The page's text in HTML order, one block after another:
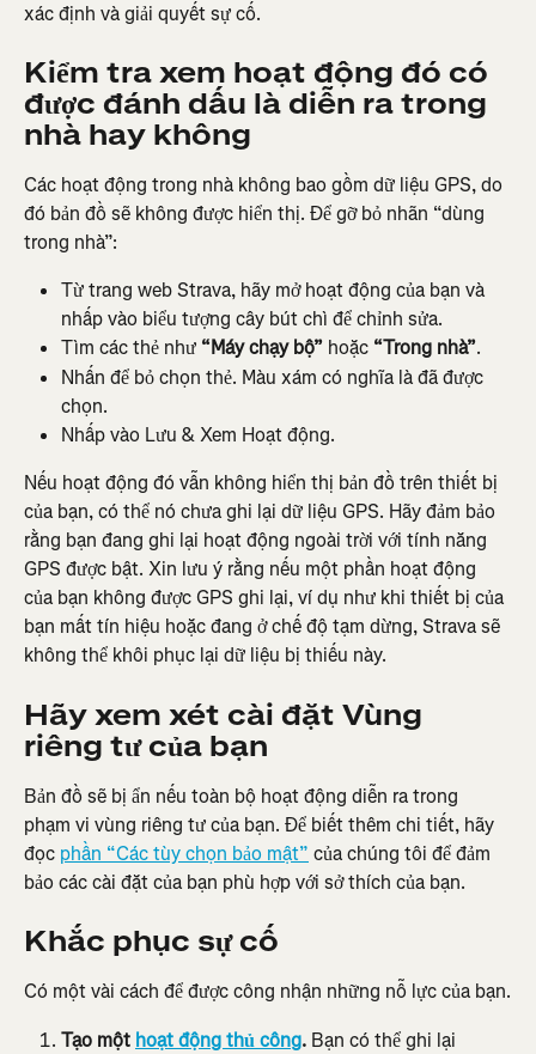
xác định và giải quyết sự cố.
Kiểm tra xem hoạt động đó có
được đánh dấu là diễn ra trong
nhà hay không
Các hoạt động trong nhà không bao gồm dữ liệu GPS, do
đó bản đồ sẽ không được hiển thị. Để gỡ bỏ nhãn “dùng
trong nhà”:
Từ trang web Strava, hãy mở hoạt động của bạn và
nhấp vào biểu tượng cây bút chì để chỉnh sửa.
Tìm các thẻ như “Máy chạy bộ” hoặc “Trong nhà”.
Nhấn để bỏ chọn thẻ. Màu xám có nghĩa là đã được
chọn.
Nhấp vào Lưu & Xem Hoạt động.
Nếu hoạt động đó vẫn không hiển thị bản đồ trên thiết bị
của bạn, có thể nó chưa ghi lại dữ liệu GPS. Hãy đảm bảo
rằng bạn đang ghi lại hoạt động ngoài trời với tính năng
GPS được bật. Xin lưu ý rằng nếu một phần hoạt động
của bạn không được GPS ghi lại, ví dụ như khi thiết bị của
bạn mất tín hiệu hoặc đang ở chế độ tạm dừng, Strava sẽ
không thể khôi phục lại dữ liệu bị thiếu này.
Hãy xem xét cài đặt Vùng
riêng tư của bạn
Bản đồ sẽ bị ẩn nếu toàn bộ hoạt động diễn ra trong
phạm vi vùng riêng tư của bạn. Để biết thêm chi tiết, hãy
đọc phần “Các tùy chọn bảo mật” của chúng tôi để đảm
bảo các cài đặt của bạn phù hợp với sở thích của bạn.
Khắc phục sự cố
Có một vài cách để được công nhận những nỗ lực của bạn.
Tạo một hoạt động thủ công. Bạn có thể ghi lại